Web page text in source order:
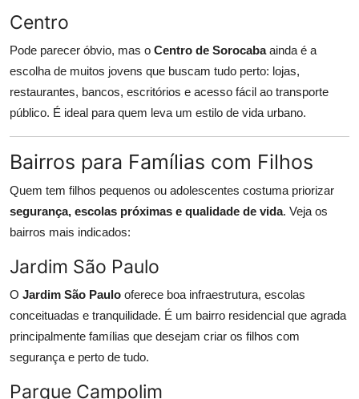
Centro
Pode parecer óbvio, mas o Centro de Sorocabaainda é a
escolha de muitos jovens que buscam tudo perto: lojas,
restaurantes, bancos, escritórios e acesso fácil ao transporte
público. É ideal para quem leva um estilo de vida urbano.
Bairros para Famílias com Filhos
Quem tem filhos pequenos ou adolescentes costuma priorizar
segurança, escolas próximas e qualidade de vida. Veja os
bairros mais indicados:
Jardim São Paulo
O Jardim São Paulo oferece boa infraestrutura, escolas
conceituadas e tranquilidade. É um bairro residencial que agrada
principalmente famílias que desejam criar os filhos com
segurança e perto de tudo.
Parque Campolim